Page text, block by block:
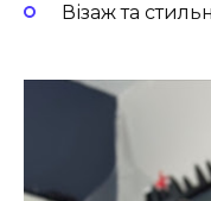
Візаж та